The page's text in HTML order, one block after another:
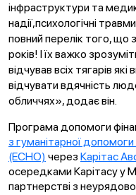
інфраструктури та
надії,психологічні
повний перелік того,
років! І їх важко
відчував всіх тягарів
відчувати вдячність
обличчях», додає він.
Програма допомоги
з гуманітарної
(ECHO) через Карітас
осередками Карітасу у
партнерстві з